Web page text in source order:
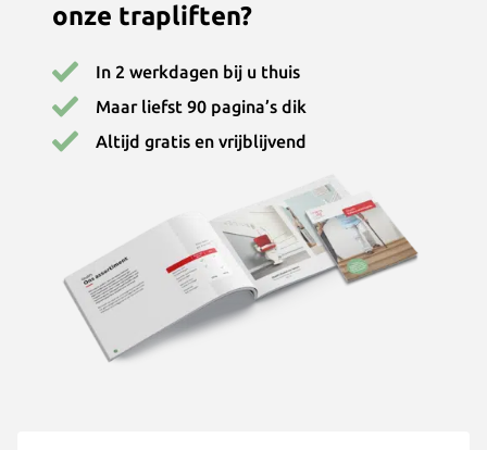
onze trapliften?
In 2 werkdagen bij u thuis
Maar liefst 90 pagina’s dik
Altijd gratis en vrijblijvend